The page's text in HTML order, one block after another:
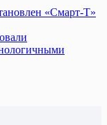
«Смарт-Т»